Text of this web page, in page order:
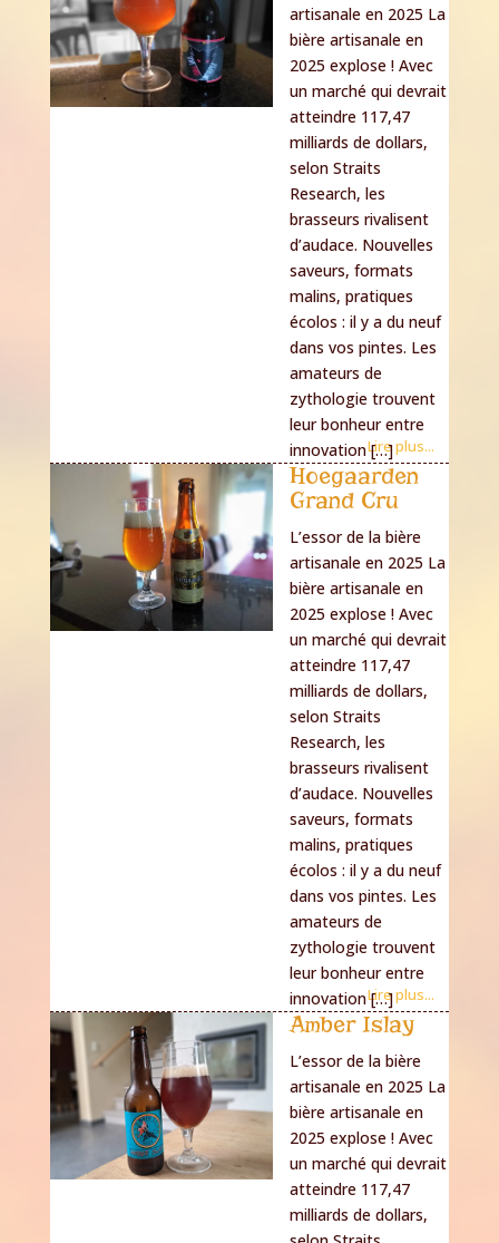
artisanale en 2025 La
bière artisanale en
2025 explose ! Avec
un marché qui devrait
atteindre 117,47
milliards de dollars,
selon Straits
Research, les
brasseurs rivalisent
d’audace. Nouvelles
saveurs, formats
malins, pratiques
écolos : il y a du neuf
dans vos pintes. Les
amateurs de
zythologie trouvent
leur bonheur entre
innovation […]Lire plus...
Hoegaarden
Grand Cru
L’essor de la bière
artisanale en 2025 La
bière artisanale en
2025 explose ! Avec
un marché qui devrait
atteindre 117,47
milliards de dollars,
selon Straits
Research, les
brasseurs rivalisent
d’audace. Nouvelles
saveurs, formats
malins, pratiques
écolos : il y a du neuf
dans vos pintes. Les
amateurs de
zythologie trouvent
leur bonheur entre
innovation […]Lire plus...
Amber Islay
L’essor de la bière
artisanale en 2025 La
bière artisanale en
2025 explose ! Avec
un marché qui devrait
atteindre 117,47
milliards de dollars,